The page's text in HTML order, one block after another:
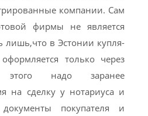
компании. Сам
фирмы не является
лишь,что в Эстонии купля-
только через
этого надо заранее
на сделку у нотариуса и
покупателя и